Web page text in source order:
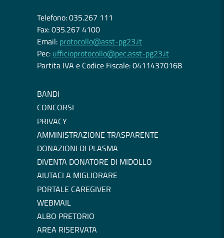
Telefono: 035.267 111
Fax: 035.267 4100
Email: protocollo@asst-pg23.it
Pec: ufficioprotocollo@pec.asst-pg23.it
Partita IVA e Codice Fiscale: 04114370168
BANDI
CONCORSI
PRIVACY
AMMINISTRAZIONE TRASPARENTE
DONAZIONI DI PLASMA
DIVENTA DONATORE DI MIDOLLO
AIUTACI A MIGLIORARE
PORTALE CAREGIVER
WEBMAIL
ALBO PRETORIO
AREA RISERVATA